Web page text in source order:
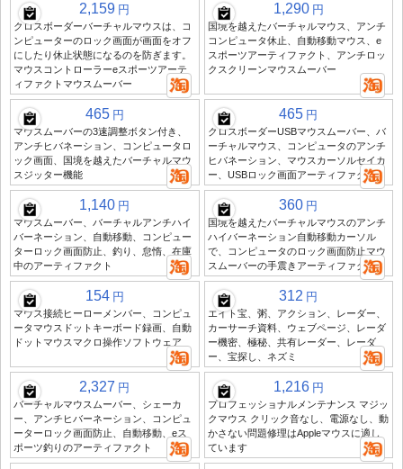
2,159 円
クロスボーダーバーチャルマウスは、コ
ンピューターのロック画面が画面をオフ
にしたり休止状態になるのを防ぎます。
マウスコントローラーeスポーツアーテ
ィファクトマウスムーバー
1,290 円
国境を越えたバーチャルマウス、アンチ
コンピュータ休止、自動移動マウス、e
スポーツアーティファクト、アンチロッ
クスクリーンマウスムーバー
465 円
マウスムーバーの3速調整ボタン付き、
アンチヒバネーション、コンピュータロ
ック画面、国境を越えたバーチャルマウ
スジッター機能
465 円
クロスボーダーUSBマウスムーバー、バ
ーチャルマウス、コンピュータのアンチ
ヒバネーション、マウスカーソルセイカ
ー、USBロック画面アーティファクト
1,140 円
マウスムーバー、バーチャルアンチハイ
バーネーション、自動移動、コンピュー
ターロック画面防止、釣り、怠惰、在庫
中のアーティファクト
360 円
国境を越えたバーチャルマウスのアンチ
ハイバーネーション自動移動カーソル
で、コンピュータのロック画面防止マウ
スムーバーの手震きアーティファクト
154 円
マウス接続ヒーローメンバー、コンピュ
ータマウスドットキーボード録画、自動
ドットマウスマクロ操作ソフトウェア
312 円
エイト宝、粥、アクション、レーダー、
カーサーチ資料、ウェブページ、レーダ
ー機密、極秘、共有レーダー、レーダ
ー、宝探し、ネズミ
2,327 円
バーチャルマウスムーバー、シェーカ
ー、アンチヒバーネーション、コンピュ
ーターロック画面防止、自動移動、eス
ポーツ釣りのアーティファクト
1,216 円
プロフェッショナルメンテナンス マジッ
クマウス クリック音なし、電源なし、動
かさない問題修理はAppleマウスに適し
ています